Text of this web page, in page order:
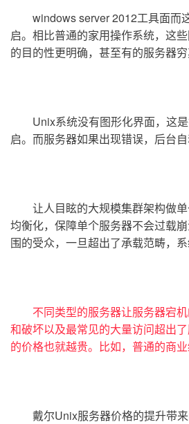
启。相比普通的家用操作系统，这
的目的性更明确，甚至有的服务器
启。而服务器如果出现错误，后台
均衡化，保障单个服务器不会过载
围的受众，一旦超出了承载范畴，
不同类型的服务器让服务器宕
和破坏以及最常见的大量访问超出
的价格也就越贵。比如，普通的商